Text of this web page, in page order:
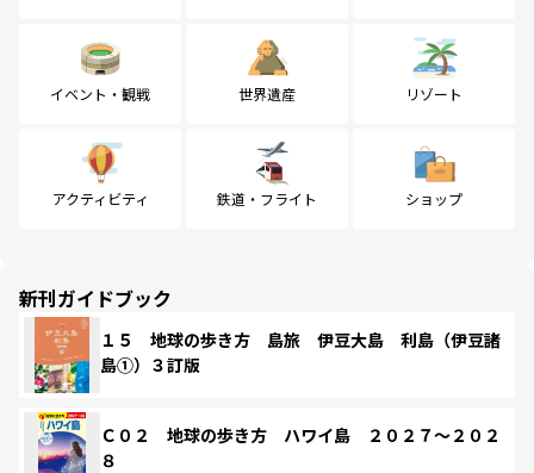
イベント・観戦 世界遺産 リゾート
アクティビティ 鉄道・フライト ショップ
新刊ガイドブック
１５ 地球の歩き方 島旅 伊豆大島 利島（伊豆諸
島①）３訂版
Ｃ０２ 地球の歩き方 ハワイ島 ２０２７～２０２
８